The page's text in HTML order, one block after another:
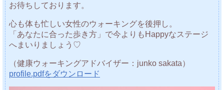
お待ちしております。
心も体も忙しい女性のウォーキングを後押し。
「あなたに合った歩き方」で今よりもHappyなステージ
へまいりましょう♡
（健康ウォーキングアドバイザー：junko sakata）
profile.pdfをダウンロード